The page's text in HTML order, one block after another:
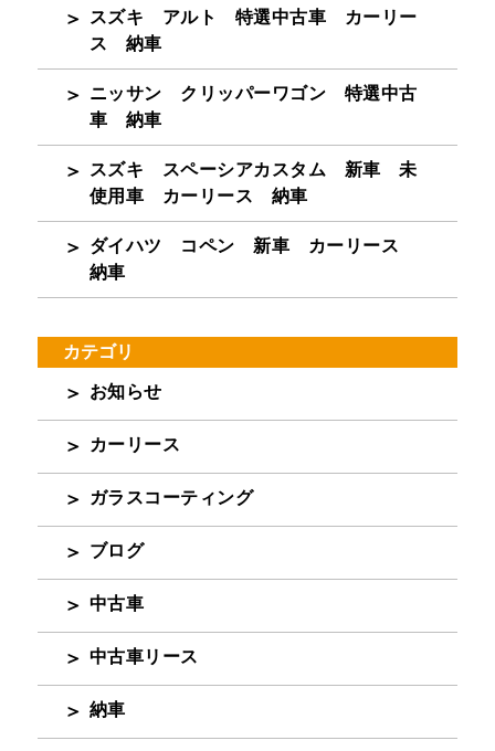
スズキ アルト 特選中古車 カーリー
ス 納車
ニッサン クリッパーワゴン 特選中古
車 納車
スズキ スペーシアカスタム 新車 未
使用車 カーリース 納車
ダイハツ コペン 新車 カーリース
納車
カテゴリ
お知らせ
カーリース
ガラスコーティング
ブログ
中古車
中古車リース
納車